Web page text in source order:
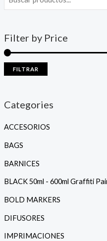
Filter by Price
FILTRAR
Categories
ACCESORIOS
BAGS
BARNICES
BLACK 50ml - 600ml Graffiti
BOLD MARKERS
DIFUSORES
IMPRIMACIONES